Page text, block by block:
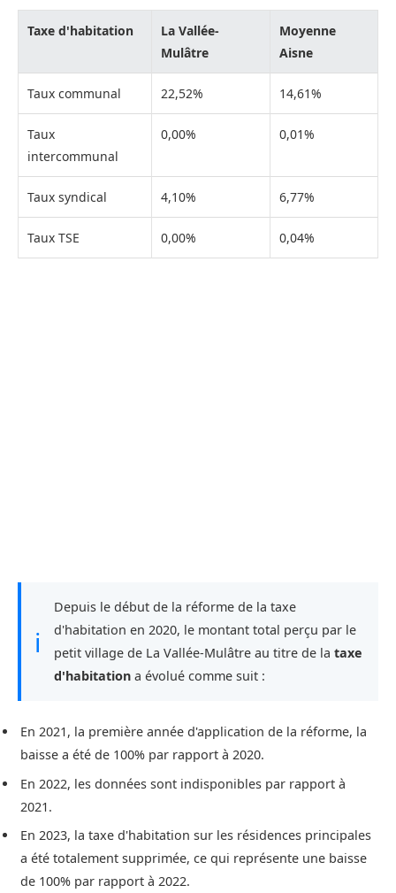
Taxe d'habitation
La Vallée-
Mulâtre
Moyenne
Aisne
Taux communal 22,52% 14,61%
Taux
intercommunal
0,00% 0,01%
Taux syndical 4,10% 6,77%
Taux TSE 0,00% 0,04%
ℹ
Depuis le début de la réforme de la taxe
d'habitation en 2020, le montant total perçu par le
petit village de La Vallée-Mulâtre au titre de la taxe
d'habitation a évolué comme suit :
En 2021, la première année d'application de la réforme, la
baisse a été de 100% par rapport à 2020.
En 2022, les données sont indisponibles par rapport à
2021.
En 2023, la taxe d'habitation sur les résidences principales
a été totalement supprimée, ce qui représente une baisse
de 100% par rapport à 2022.